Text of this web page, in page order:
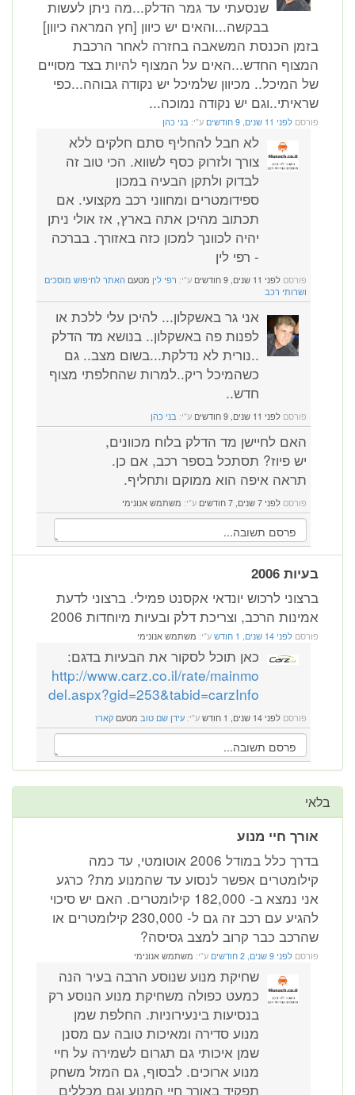
שנסעתי עד גמר הדלק...מה ניתן לעשות
בבקשה...והאים יש כיוון [חץ המראה כיוון]
בזמן הכנסת המשאבה בחזרה לאחר הרכבת
המצוף החדש...האים על המצוף להיות בצד מסויים
של המיכל.. מכיוון שלמיכל יש נקודה גבוהה...כפי
שראיתי..וגם יש נקודה נמוכה...
פורסם לפני 11 שנים, 9 חודשים ע"י: בני כהן
לא חבל להחליף סתם חלקים ללא
צורך ולזרוק כסף לשווא. הכי טוב זה
לבדוק ולתקן הבעיה במכון
ספידומטרים ומחווני רכב מקצועי. אם
תכתוב מהיכן אתה בארץ, אז אולי ניתן
יהיה לכוונך למכון כזה באזורך. בברכה
- רפי לין
פורסם לפני 11 שנים, 9 חודשים ע"י: רפי לין מטעם האתר לחיפוש מוסכים
ושרותי רכב
אני גר באשקלון... להיכן עלי ללכת או
לפנות פה באשקלון.. בנושא מד הדלק
..נורית לא נדלקת...בשום מצב.. גם
כשהמיכל ריק..למרות שהחלפתי מצוף
חדש..
פורסם לפני 11 שנים, 9 חודשים ע"י: בני כהן
האם לחיישן מד הדלק בלוח מכוונים,
יש פיוז? תסתכל בספר רכב, אם כן.
תראה איפה הוא ממוקם ותחליף.
פורסם לפני 7 שנים, 7 חודשים ע"י: משתמש אנונימי
בעיות 2006
ברצוני לרכוש יונדאי אקסנט פמילי. ברצוני לדעת
אמינות הרכב, וצריכת דלק ובעיות מיוחדות 2006
פורסם לפני 14 שנים, 1 חודש ע"י: משתמש אנונימי
כאן תוכל לסקור את הבעיות בדגם:
http://www.carz.co.il/rate/mainmo
del.aspx?gid=253&tabid=carzInfo
פורסם לפני 14 שנים, 1 חודש ע"י: עידן שם טוב מטעם קארז
בלאי
אורך חיי מנוע
בדרך כלל במודל 2006 אוטומטי, עד כמה
קילומטרים אפשר לנסוע עד שהמנוע מת? כרגע
אני נמצא ב- 182,000 קילומטרים. האם יש סיכוי
להגיע עם רכב זה גם ל- 230,000 קילומטרים או
שהרכב כבר קרוב למצב גסיסה?
פורסם לפני 9 שנים, 2 חודשים ע"י: משתמש אנונימי
שחיקת מנוע שנוסע הרבה בעיר הנה
כמעט כפולה משחיקת מנוע הנוסע רק
בנסיעות בינעירוניות. החלפת שמן
מנוע סדירה ומאיכות טובה עם מסנן
שמן איכותי גם תגרום לשמירה על חיי
מנוע ארוכים. לבסוף, גם המזל משחק
תפקיד באורך חיי המנוע וגם מכללים